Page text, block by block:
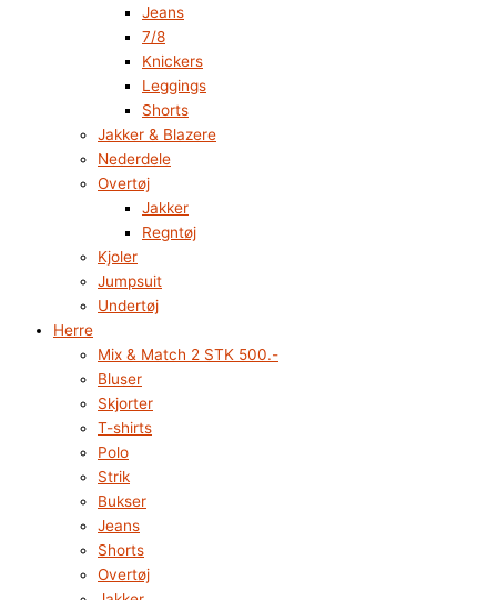
Jeans
7/8
Knickers
Leggings
Shorts
Jakker & Blazere
Nederdele
Overtøj
Jakker
Regntøj
Kjoler
Jumpsuit
Undertøj
Herre
Mix & Match 2 STK 500.-
Bluser
Skjorter
T-shirts
Polo
Strik
Bukser
Jeans
Shorts
Overtøj